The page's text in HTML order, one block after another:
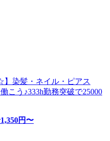
】染髪・ネイル・ピアス
こう♪333h勤務突破で25000
1,350円〜